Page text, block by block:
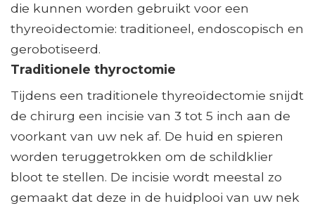
die kunnen worden gebruikt voor een
thyreoïdectomie: traditioneel, endoscopisch en
gerobotiseerd.
Traditionele thyroctomie
Tijdens een traditionele thyreoïdectomie snijdt
de chirurg een incisie van 3 tot 5 inch aan de
voorkant van uw nek af. De huid en spieren
worden teruggetrokken om de schildklier
bloot te stellen. De incisie wordt meestal zo
gemaakt dat deze in de huidplooi van uw nek